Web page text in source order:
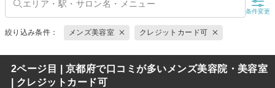
条件変更
絞り込み条件： メンズ美容室 クレジットカード可
2ページ目 | 京都府で口コミが多いメンズ美容院・美容室
| クレジットカード可